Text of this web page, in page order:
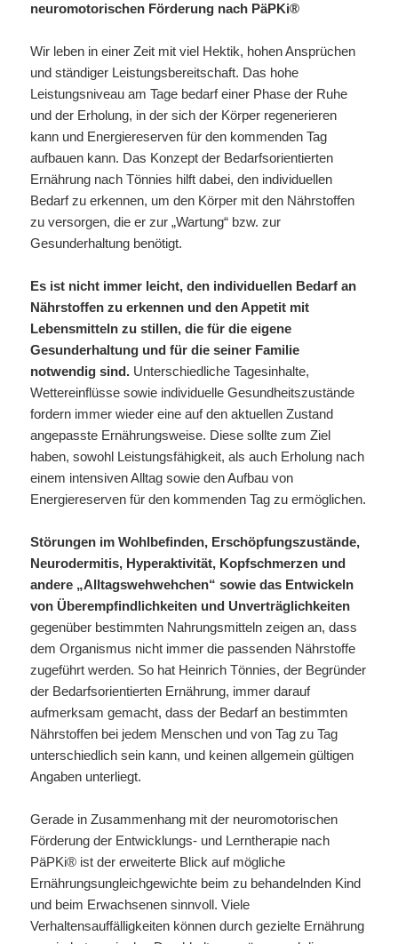
neuromotorischen Förderung nach PäPKi®
Wir leben in einer Zeit mit viel Hektik, hohen Ansprüchen
und ständiger Leistungsbereitschaft. Das hohe
Leistungsniveau am Tage bedarf einer Phase der Ruhe
und der Erholung, in der sich der Körper regenerieren
kann und Energiereserven für den kommenden Tag
aufbauen kann. Das Konzept der Bedarfsorientierten
Ernährung nach Tönnies hilft dabei, den individuellen
Bedarf zu erkennen, um den Körper mit den Nährstoffen
zu versorgen, die er zur „Wartung“ bzw. zur
Gesunderhaltung benötigt.
Es ist nicht immer leicht, den individuellen Bedarf an
Nährstoffen zu erkennen und den Appetit mit
Lebensmitteln zu stillen, die für die eigene
Gesunderhaltung und für die seiner Familie
notwendig sind. Unterschiedliche Tagesinhalte,
Wettereinflüsse sowie individuelle Gesundheitszustände
fordern immer wieder eine auf den aktuellen Zustand
angepasste Ernährungsweise. Diese sollte zum Ziel
haben, sowohl Leistungsfähigkeit, als auch Erholung nach
einem intensiven Alltag sowie den Aufbau von
Energiereserven für den kommenden Tag zu ermöglichen.
Störungen im Wohlbefinden, Erschöpfungszustände,
Neurodermitis, Hyperaktivität, Kopfschmerzen und
andere „Alltagswehwehchen“ sowie das Entwickeln
von Überempfindlichkeiten und Unverträglichkeiten
gegenüber bestimmten Nahrungsmitteln zeigen an, dass
dem Organismus nicht immer die passenden Nährstoffe
zugeführt werden. So hat Heinrich Tönnies, der Begründer
der Bedarfsorientierten Ernährung, immer darauf
aufmerksam gemacht, dass der Bedarf an bestimmten
Nährstoffen bei jedem Menschen und von Tag zu Tag
unterschiedlich sein kann, und keinen allgemein gültigen
Angaben unterliegt.
Gerade in Zusammenhang mit der neuromotorischen
Förderung der Entwicklungs- und Lerntherapie nach
PäPKi® ist der erweiterte Blick auf mögliche
Ernährungsungleichgewichte beim zu behandelnden Kind
und beim Erwachsenen sinnvoll. Viele
Verhaltensauffälligkeiten können durch gezielte Ernährung